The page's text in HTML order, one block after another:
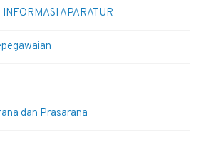
APARATUR
dan Prasarana